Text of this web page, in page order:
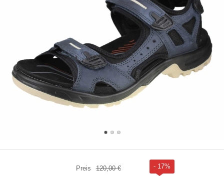
Preis 120,00 € - 17%